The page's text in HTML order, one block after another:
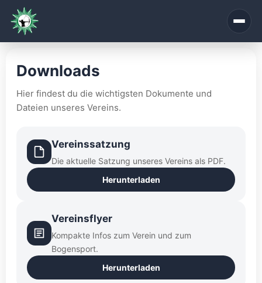
Inhalt
springen
Downloads
Hier findest du die wichtigsten Dokumente und
Dateien unseres Vereins.
Vereinssatzung
Die aktuelle Satzung unseres Vereins als PDF.
Herunterladen
Vereinsflyer
Kompakte Infos zum Verein und zum
Bogensport.
Herunterladen